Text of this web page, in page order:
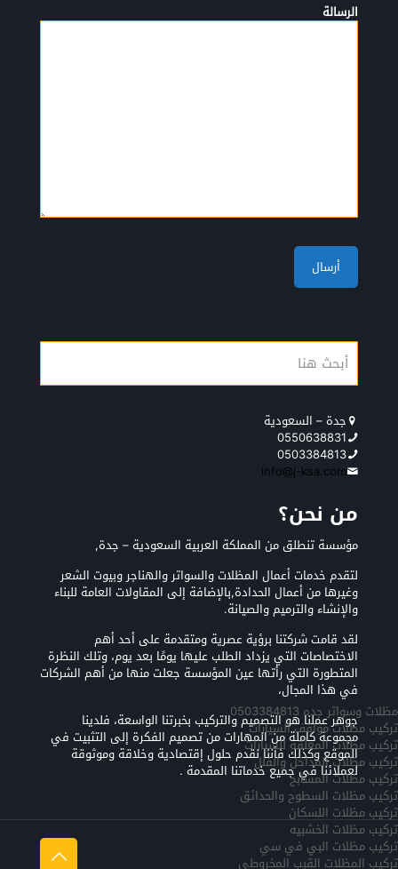
الرسالة
جدة – السعودية
0550638831
0503384813
info@j-ksa.com
من نحن؟
مؤسسة تنطلق من المملكة العربية السعودية – جدة,
لتقدم خدمات أعمال المظلات والسواتر والهناجر وبيوت الشعر
وغيرها من أعمال الحدادة,بالإضافة إلى المقاولات العامة للبناء
والإنشاء والترميم والصيانة.
لقد قامت شركتنا برؤية عصرية ومتقدمة على أحد أهم
الاختصاصات التي يزداد الطلب عليها يومًا بعد يوم، وتلك النظرة
المتطورة التي رأتها عين المؤسسة جعلت منها من أهم الشركات
في هذا المجال،
جوهر عملنا هو التصميم والتركيب بخبرتنا الواسعة، فلدينا
مجموعة كاملة من المهارات من تصميم الفكرة إلى التثبيت في
الموقع وكذلك فأننا نقدم حلول إقتصادية وخلاقة وموثوقة
لعملائنا في جميع خدماتنا المقدمة .
مظلات وسواتر جده 0503384813
تركيب مظلات مواقف السيارات
تركيب مظلات المعلقه للسيارات
تركيب مظلات المداخل والفلل
تركيب مظلات المسابح
تركيب مظلات السطوح والحدائق
تركيب مظلات اللسكان
تركيب مظلات الخشبيه
تركيب مظلات البي في سي
تركيب المظلات القبب المخروطي